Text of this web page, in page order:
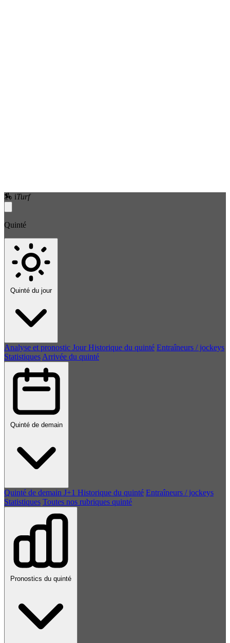
🏇 iTurf
Quinté
Quinté du jour
Analyse et pronostic Jour Historique du quinté Entraîneurs / jockeys
Statistiques Arrivée du quinté
Quinté de demain
Quinté de demain J+1 Historique du quinté Entraîneurs / jockeys
Statistiques Toutes nos rubriques quinté
Pronostics du quinté